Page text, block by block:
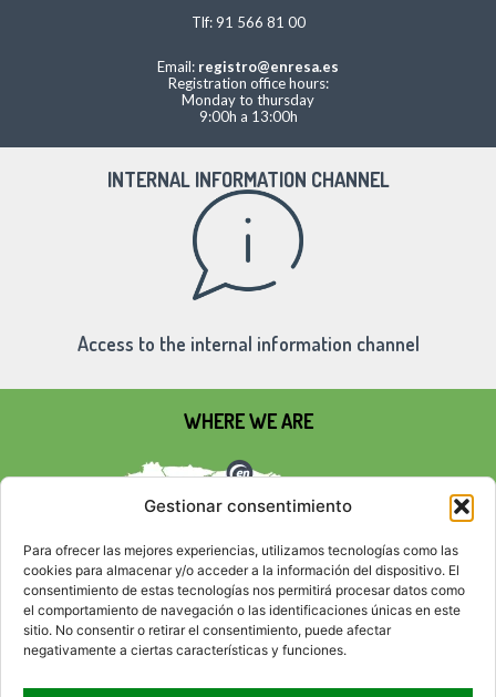
Gestionar consentimiento
Para ofrecer las mejores experiencias, utilizamos tecnologías como las
cookies para almacenar y/o acceder a la información del dispositivo. El
consentimiento de estas tecnologías nos permitirá procesar datos como
el comportamiento de navegación o las identificaciones únicas en este
sitio. No consentir o retirar el consentimiento, puede afectar
negativamente a ciertas características y funciones.
Tlf: 91 566 81 00
Email: registro@enresa.es
Registration office hours:
Monday to thursday
9:00h a 13:00h
INTERNAL INFORMATION CHANNEL
Access to the internal information channel
WHERE WE ARE